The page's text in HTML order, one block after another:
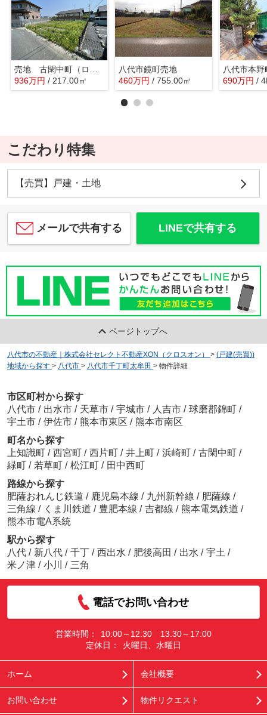
936万円 / 217.00㎡
八代市鏡町売地
460万円 / 755.00㎡ 690万円 /
こだわり特集
【売買】戸建・土地
メールで共有する LINEで共有する
ページトップへ
八代市の不動産｜株式会社セレクト不動産XON（クロスオン） > (戸建(売買))
地域から探す > 八代市 > 八代市千丁町太牟田 > 物件詳細
市区町村から探す
八代市 / 出水市 / 天草市 / 宇城市 / 人吉市 / 球磨郡錦町 /
宇土市 / 伊佐市 / 熊本市東区 / 熊本市南区
町名から探す
上知識町 / 西宮町 / 西片町 / 井上町 / 浜崎町 / 古閑中町 /
緑町 / 若草町 / 松江町 / 田中西町
路線から探す
肥薩おれんじ鉄道 / 鹿児島本線 / 九州新幹線 / 肥薩線 /
三角線 / くま川鉄道 / 豊肥本線 / 吉都線 / 熊本電気鉄道 /
熊本市電A系統
駅から探す
八代 / 新八代 / 千丁 / 西出水 / 肥後高田 / 出水 / 宇土 /
米ノ津 / 小川 / 三角
電話でお問い合わせ
営業時間：
10:00～12:30 13:30～17:00
定休日：
火曜日、水曜日
ホーム 会社概要
お問い合わせ 物件リクエスト